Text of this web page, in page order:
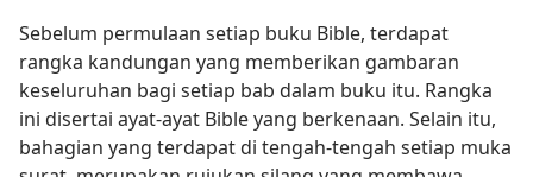
Sebelum permulaan setiap buku Bible, terdapat
rangka kandungan yang memberikan gambaran
keseluruhan bagi setiap bab dalam buku itu. Rangka
ini disertai ayat-ayat Bible yang berkenaan. Selain itu,
bahagian yang terdapat di tengah-tengah setiap muka